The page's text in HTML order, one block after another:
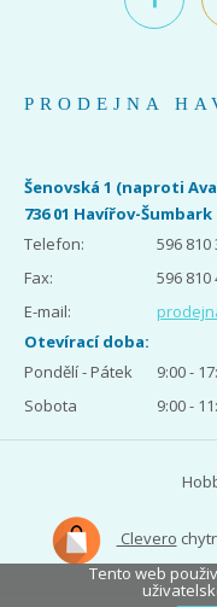
PRODEJNA
Šenovská 1 (naproti
736 01 Havířov-Šumbark
Telefon:
596 810
Fax:
596 810
E-mail:
Otevírací doba:
Pondělí - Pátek
9:00 -
Sobota
9:00 -
Clevero
Tento web